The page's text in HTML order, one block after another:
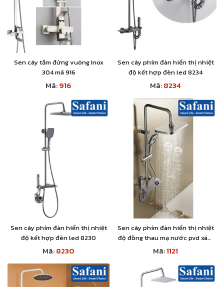
Sen cây tắm đứng vuông Inox
304 mã 916
Mã:916
Sen cây phím đàn hiển thị nhiệt
độ kết hợp đèn led 8234
Mã:8234
Sen cây phím đàn hiển thị nhiệt
độ kết hợp đèn led 8230
Mã:8230
Sen cây phím đàn hiển thị nhiệt
độ đồng thau mạ nước pvd xám
1121
Mã:1121